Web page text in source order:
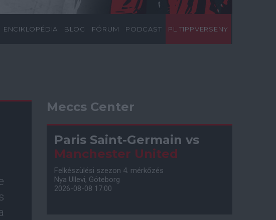
ENCIKLOPÉDIA BLOG FÓRUM PODCAST PL TIPPVERSENY
Meccs Center
Paris Saint-Germain vs
Manchester United
Felkészülési szezon 4. mérkőzés
Nya Ullevi, Göteborg
2026-08-08 17:00